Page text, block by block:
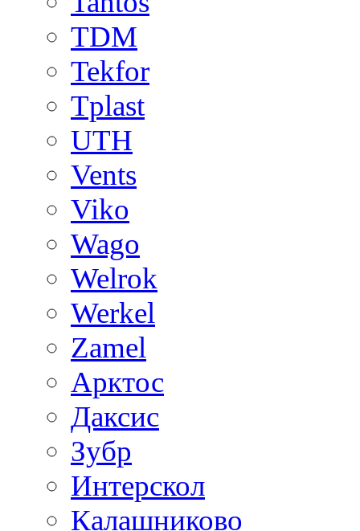
TDM
Tekfor
Tplast
UTH
Vents
Viko
Wago
Welrok
Werkel
Zamel
Арктос
Даксис
Зубр
Интерскол
Калашниково